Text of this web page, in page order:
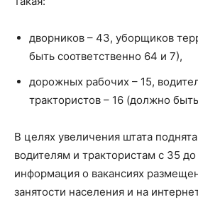
дворников – 43, уборщиков
быть соответственно 64 и 7),
дорожных рабочих – 15,
трактористов – 16 (должно
В целях увеличения штата
водителям и трактористам с 35
информация о вакансиях
занятости населения и на